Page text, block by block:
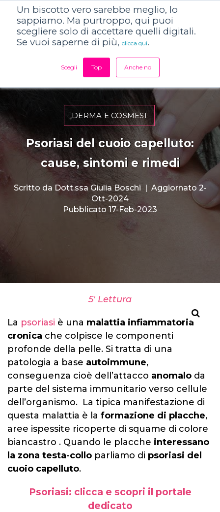
Un biscotto vero sarebbe meglio, lo
sappiamo. Ma purtroppo, qui puoi
scegliere solo di accettare quelli digitali.
Se vuoi saperne di più, clicca qui.
Scegli Top Anche no
DERMA E COSMESI
Psoriasi del cuoio capelluto:
cause, sintomi e rimedi
Scritto da Dott.ssa Giulia Boschi | Aggiornato 2-
Ott-2024
Pubblicato 17-Feb-2023
5' Lettura
La psoriasi è una malattia infiammatoria
cronica che colpisce le componenti
profonde della pelle. Si tratta di una
patologia a base autoimmune,
conseguenza cioè dell’attacco anomalo da
parte del sistema immunitario verso cellule
dell’organismo. La tipica manifestazione di
questa malattia è la formazione di placche,
aree ispessite ricoperte di squame di colore
biancastro . Quando le placche interessano
la zona testa-collo parliamo di psoriasi del
cuoio capelluto.
Psoriasi: clicca e scopri il portale
dedicato